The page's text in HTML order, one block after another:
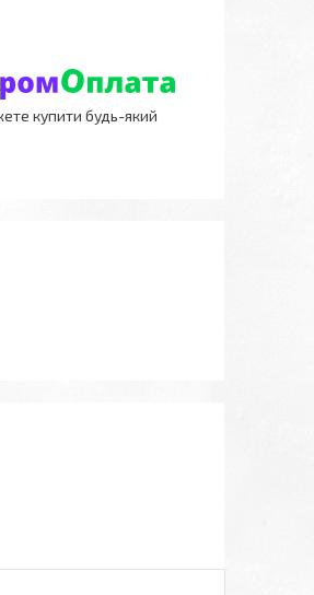
купити будь-який